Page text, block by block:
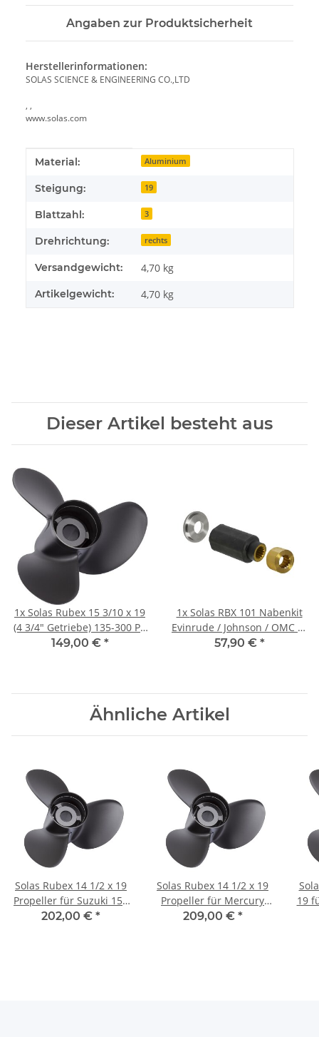
Angaben zur Produktsicherheit
Herstellerinformationen:
SOLAS SCIENCE & ENGINEERING CO.,LTD
, ,
www.solas.com
Produkteigenschaft
Wert
Material: Aluminium
Steigung: 19
Blattzahl: 3
Drehrichtung: rechts
Versandgewicht: 4,70 kg
Artikelgewicht: 4,70 kg
Dieser Artikel besteht aus
1x Solas Rubex 15 3/10 x 19
(4 3/4" Getriebe) 135-300 PS
Rechtsdrehend Aluminium
149,00 € *
1x Solas RBX 101 Nabenkit
Evinrude / Johnson / OMC BJ
89-90 für 90-300 PS
57,90 € *
Ähnliche Artikel
Solas Rubex 14 1/2 x 19
Propeller für Suzuki 150
175 200 225 250 300 PS
202,00 € *
Solas Rubex 14 1/2 x 19
Propeller für Mercury
135 150 175 200 250 300
209,00 € *
19